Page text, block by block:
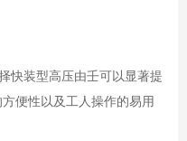
快装型高压由壬可以显著提
便性以及工人操作的易用